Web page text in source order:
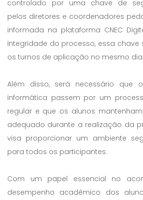
controlado por uma chave de
pelos diretores e coordenadores
informada na plataforma CNEC
integridade do processo, essa chave
os turnos de aplicação no mesmo dia.
Além disso, será necessário que
informática passem por um
regular e que os alunos
adequado durante a realização da
visa proporcionar um ambiente
para todos os participantes.
Com um papel essencial no
desempenho acadêmico dos